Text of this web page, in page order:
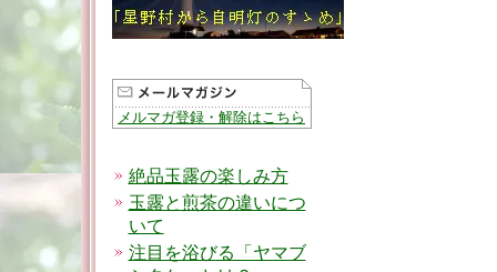
メルマガ登録・解除はこちら
絶品玉露の楽しみ方
玉露と煎茶の違いにつ
いて
注目を浴びる「ヤマブ